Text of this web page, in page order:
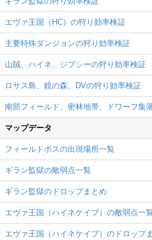
エヴァ王国（HC）の狩り効率検証
主要特殊ダンジョンの狩り効率検証
山賊、ハイネ、ジプシーの狩り効率検証
ロサス島、鏡の森、DVの狩り効率検証
南部フィールド、密林地帯、ドワーフ集
マップデータ
フィールドボスの出現場所一覧
ギラン監獄の敵弱点一覧
ギラン監獄のドロップまとめ
エヴァ王国（ハイネケイブ）の敵弱点一
エヴァ王国（ハイネケイブ）のドロップ